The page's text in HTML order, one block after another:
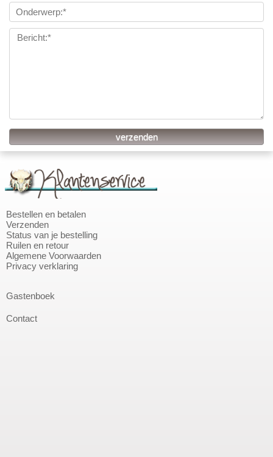
Bestellen en betalen
Verzenden
Status van je bestelling
Ruilen en retour
Algemene Voorwaarden
Privacy verklaring
Gastenboek
Contact